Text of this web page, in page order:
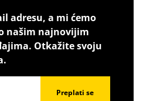
adresu, a mi ćemo
našim najnovijim
Otkažite svoju
Preplati se